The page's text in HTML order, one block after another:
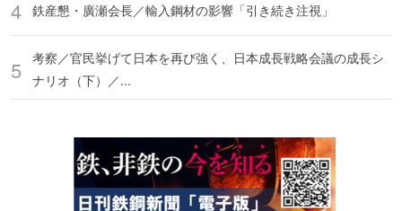
鉄産懇・廣瀬会長／輸入鋼材の影響「引き続き注視」
考察／官民挙げて日本を再び強く、日本成長戦略会議の成長シ
ナリオ（下）／...